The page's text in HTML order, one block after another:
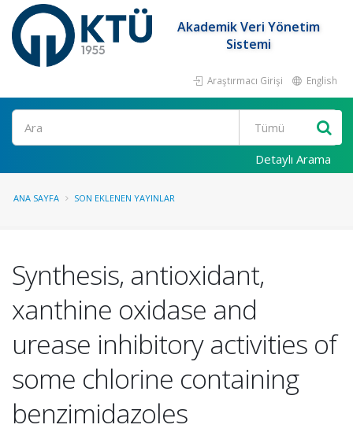
Akademik Veri Yönetim
Sistemi
Araştırmacı Girişi English
Ara
Detaylı Arama
ANA SAYFA SON EKLENEN YAYINLAR
Synthesis, antioxidant,
xanthine oxidase and
urease inhibitory activities of
some chlorine containing
benzimidazoles